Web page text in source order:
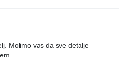
Molimo vas da sve detalje